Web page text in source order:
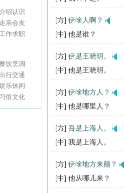
绍认识
走亲会友
作求职
饮烹调
出行交通
乐休闲
习俗文化
[方] 伊啥人啊？
[中] 他是谁？
[方] 伊是王晓明。
[中] 他是王晓明。
[方] 伊啥地方人？
[中] 他是哪里人？
[方] 吾是上海人。
[中] 我是上海人。
[方] 伊啥地方来额？
[中] 他从哪儿来？